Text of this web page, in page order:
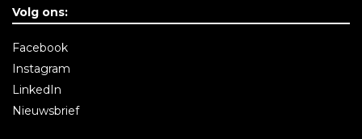
Volg ons:
Facebook
Instagram
LinkedIn
Nieuwsbrief